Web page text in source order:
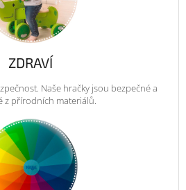
ZDRAVÍ
Naše hračky jsou bezpečné a
z přírodních materiálů.